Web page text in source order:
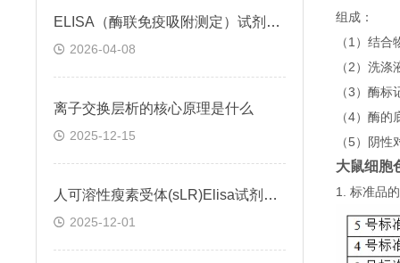
ELISA（酶联免疫吸附测定）试剂盒原理类型检测方法
2026-04-08
离子交换层析的核心原理是什么
2025-12-15
人可溶性瘦素受体(sLR)Elisa试剂盒可溶性受体的作用
2025-12-01
组成：
（1）结
（2）洗
（3）酶
（4）酶的
（5）阴
大鼠细胞
1. 标准品